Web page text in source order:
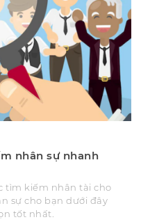
nhân sự nhanh
tìm kiếm nhân tài cho
sự cho bạn dưới đây
tốt nhất.